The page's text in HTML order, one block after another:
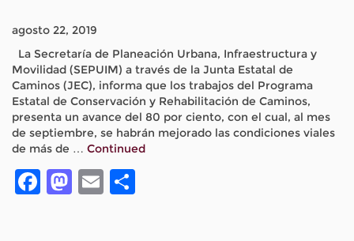
agosto 22, 2019
La Secretaría de Planeación Urbana, Infraestructura y
Movilidad (SEPUIM) a través de la Junta Estatal de
Caminos (JEC), informa que los trabajos del Programa
Estatal de Conservación y Rehabilitación de Caminos,
presenta un avance del 80 por ciento, con el cual, al mes
de septiembre, se habrán mejorado las condiciones viales
de más de … Continued
Facebook
Mastodon
Email